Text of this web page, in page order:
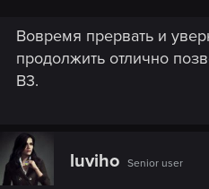
Вовремя прервать и
продолжить отлично
В3.
luviho Senior user